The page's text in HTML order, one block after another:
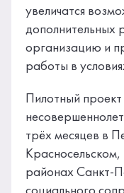
увеличатся
дополнительных
организацию и
работы в
Пилотный
трёх месяцев в
районах Санкт-